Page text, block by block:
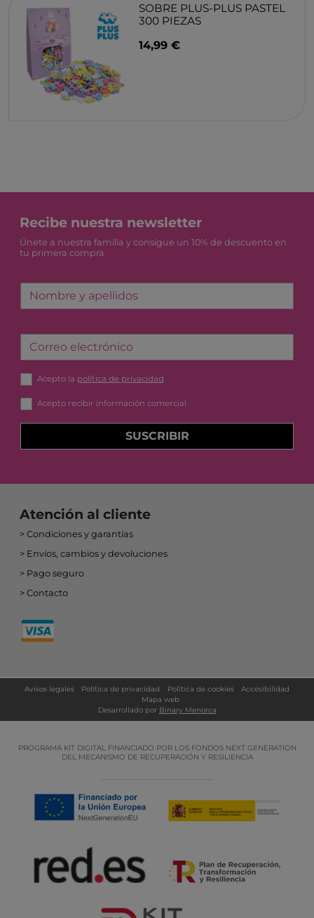
SOBRE PLUS-PLUS PASTEL
300 PIEZAS
14,99 €
Recibe nuestra newsletter
Únete a nuestra familia y consigue un 10% de descuento en
tu primera compra
Nombre y apellidos
Correo electrónico
Acepto la política de privacidad
Acepto recibir información comercial
SUSCRIBIR
Atención al cliente
Condiciones y garantías
Envíos, cambios y devoluciones
Pago seguro
Contacto
Avisos legales Política de privacidad Política de cookies
Accesibilidad
Mapa web
Desarrollado por Binary Menorca
PROGRAMA KIT DIGITAL FINANCIADO POR LOS FONDOS NEXT GENERATION
DEL MECANISMO DE RECUPERACIÓN Y RESILIENCIA